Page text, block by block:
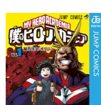
うなキャラ（鶴見中
つかみは十分です。
第1話　不死身の杉元
第2話　ウェンカムイ
第3話　罠